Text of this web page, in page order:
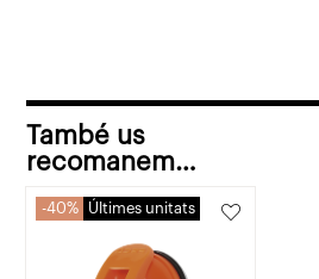
També us
recomanem…
40% Últimes unitats